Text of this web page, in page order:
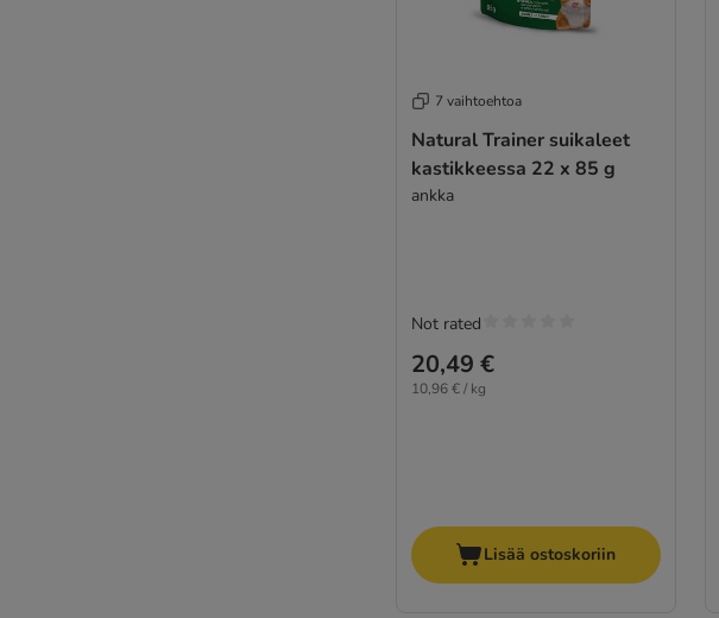
7 vaihtoehtoa
Natural Trainer suikaleet
kastikkeessa 22 x 85 g
ankka
20,49 €
10,96 € / kg
Not rated
Lisää ostoskoriin